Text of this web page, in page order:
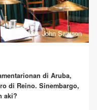
Portrèt: John Samson
di Aruba,
di Reino. Sinembargo,
aki?